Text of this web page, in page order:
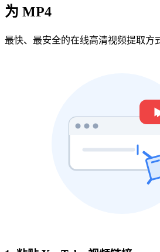
为 MP4
最快、最安全的在线高清视频提取方